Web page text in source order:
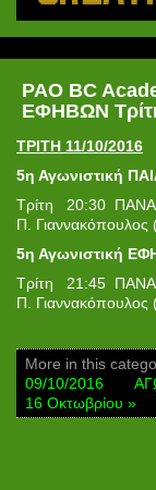
PAO BC
ΕΦΗΒΩΝ
ΤΡΙΤΗ 11/10/2016
5η Αγωνιστική
Τρίτη 20:30
Π. Γιαννακόπουλος
5η Αγωνιστική
Τρίτη 21:45
Π. Γιαννακόπουλος
More in this
09/10/2016
16 Οκτωβρίου »